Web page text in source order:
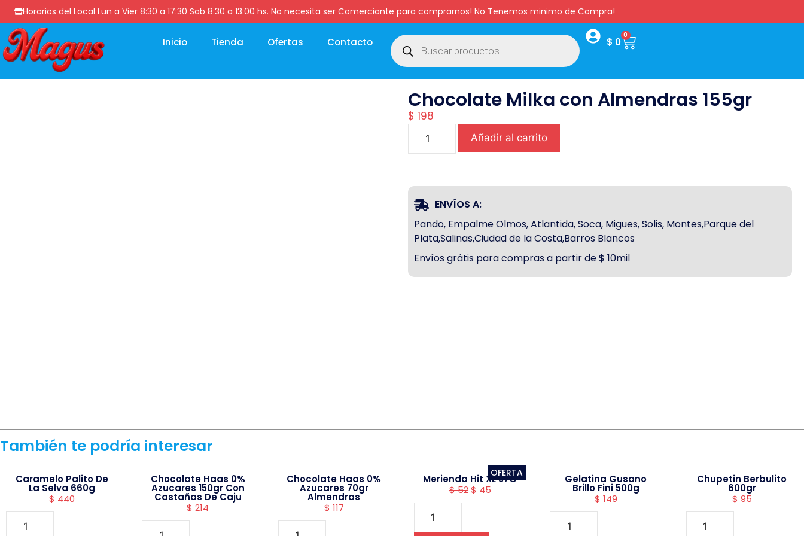
Horarios del Local Lun a Vier 8:30 a 17:30 Sab 8:30 a 13:00 hs. No necesita ser Comerciante para comprarnos! No Tenemos minimo de Compra!
Inicio Tienda Ofertas Contacto $ 0
0
Chocolate Milka con Almendras 155gr
$ 198
Añadir al carrito
ENVÍOS A:
Pando, Empalme Olmos, Atlantida, Soca, Migues, Solis, Montes,Parque del
Plata,Salinas,Ciudad de la Costa,Barros Blancos
Envíos grátis para compras a partir de $ 10mil
También te podría interesar
Caramelo Palito De
La Selva 660g
$ 440
Chocolate Haas 0%
Azucares 150gr Con
Castañas De Caju
$ 214
Chocolate Haas 0%
Azucares 70gr
Almendras
$ 117
OFERTA
Merienda Hit XL 37G
$52 $ 45
Gelatina Gusano
Brillo Fini 500g
$ 149
Chupetin Berbulito
600gr
$ 95